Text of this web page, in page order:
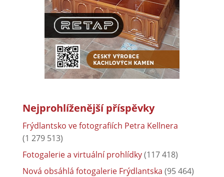
Nejprohlíženější příspěvky
Frýdlantsko ve fotografiích Petra Kellnera
(1 279 513)
Fotogalerie a virtuální prohlídky(117 418)
Nová obsáhlá fotogalerie Frýdlantska (95 464)